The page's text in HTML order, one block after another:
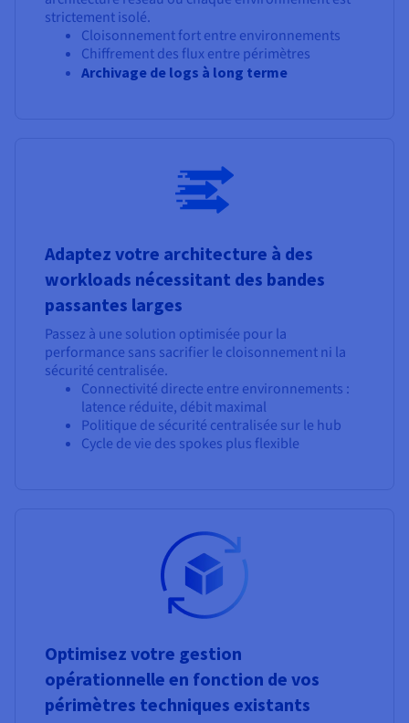
strictement isolé.
Cloisonnement fort entre environnements
Chiffrement des flux entre périmètres
Archivage de logs à long terme
Adaptez votre architecture à des
workloads nécessitant des bandes
passantes larges
Passez à une solution optimisée pour la
performance sans sacrifier le cloisonnement ni la
sécurité centralisée.
Connectivité directe entre environnements :
latence réduite, débit maximal
Politique de sécurité centralisée sur le hub
Cycle de vie des spokes plus flexible
Optimisez votre gestion
opérationnelle en fonction de vos
périmètres techniques existants